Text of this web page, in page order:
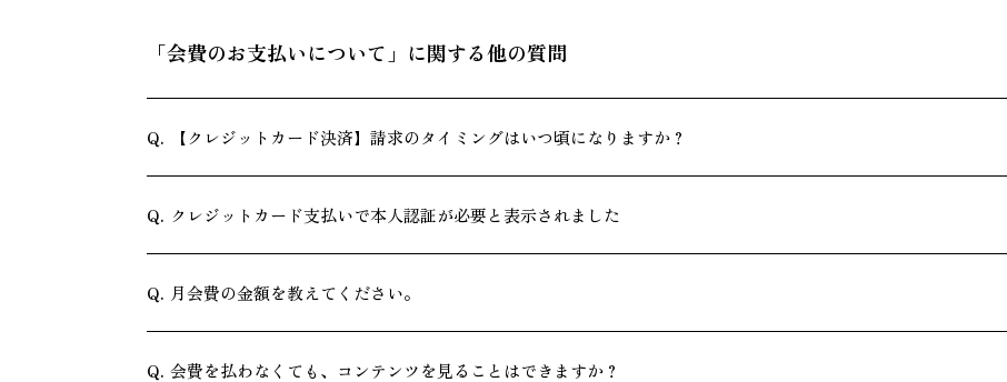
「会費のお支払いについて」に関する他の質問
【クレジットカード決済】請求のタイミングはいつ頃になりますか？
クレジットカード支払いで本人認証が必要と表示されました
月会費の金額を教えてください。
会費を払わなくても、コンテンツを見ることはできますか？